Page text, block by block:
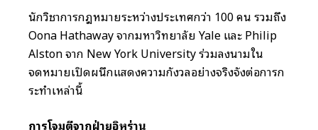
นักวิชาการกฎหมายระหว่างประเทศกว่า 100 คน รวมถึง
Oona Hathaway จากมหาวิทยาลัย Yale และ Philip
Alston จาก New York University ร่วมลงนามใน
จดหมายเปิดผนึกแสดงความกังวลอย่างจริงจังต่อการก
ระทำเหล่านี้
การโจมตีจากฝ่ายอิหร่าน